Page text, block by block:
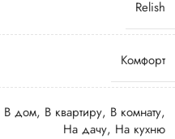
Relish
Комфорт
В дом, В квартиру, В комнату,
На дачу, На кухню